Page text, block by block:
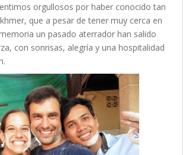
orgullosos por haber conocido tan
que a pesar de tener muy cerca en
un pasado aterrador han salido
con sonrisas, alegría y una hospitalidad